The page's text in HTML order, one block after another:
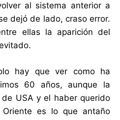
al sistema anterior a
dejó de lado, craso error.
ellas la aparición del
hay que ver como ha
60 años, aunque la
USA y el haber querido
es lo que antaño